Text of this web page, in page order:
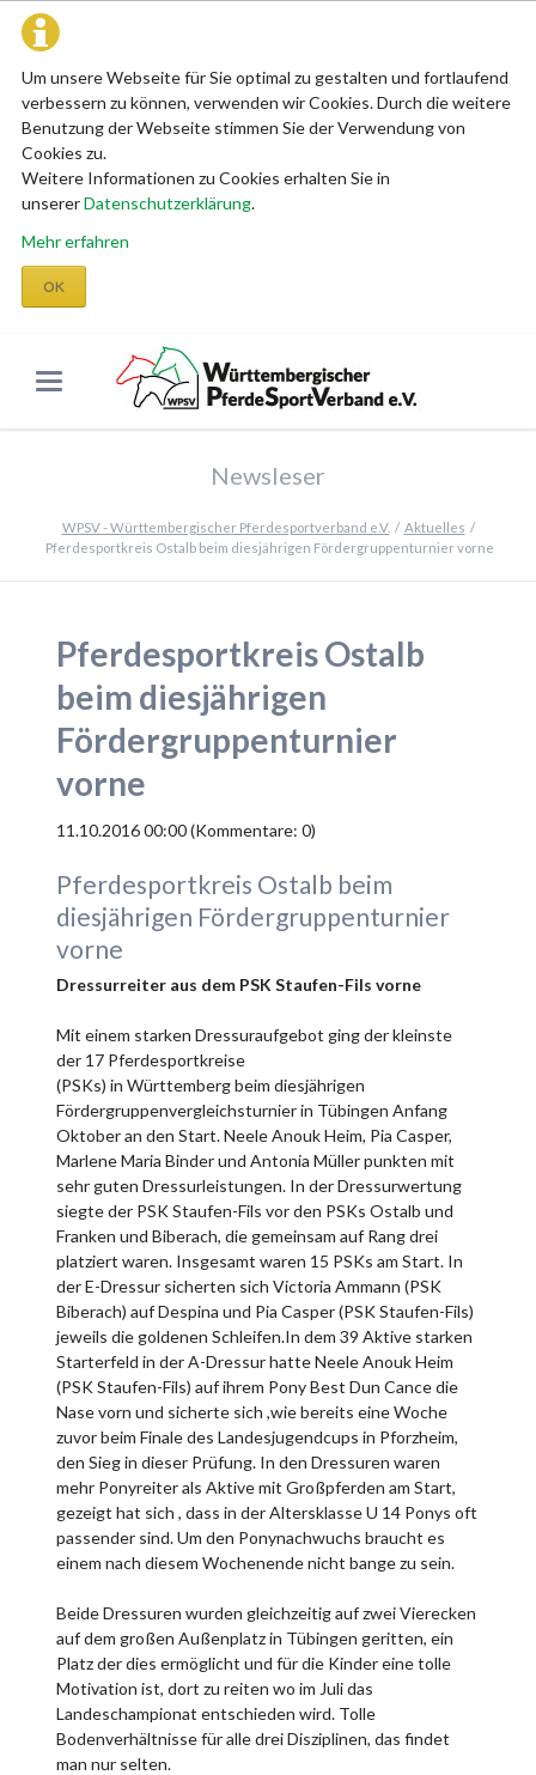
Um unsere Webseite für Sie optimal zu gestalten und fortlaufend
verbessern zu können, verwenden wir Cookies. Durch die weitere
Benutzung der Webseite stimmen Sie der Verwendung von
Cookies zu.
Weitere Informationen zu Cookies erhalten Sie in
unsererDatenschutzerklärung.
Mehr erfahren
OK
Newsleser
WPSV - Württembergischer Pferdesportverband e.V.
Aktuelles
Pferdesportkreis Ostalb beim diesjährigen Fördergruppenturnier vorne
Pferdesportkreis Ostalb
beim diesjährigen
Fördergruppenturnier
vorne
11.10.2016 00:00(Kommentare: 0)
Pferdesportkreis Ostalb beim
diesjährigen Fördergruppenturnier
vorne
Dressurreiter aus dem PSK Staufen-Fils vorne
Mit einem starken Dressuraufgebot ging der kleinste
der 17 Pferdesportkreise
(PSKs) in Württemberg beim diesjährigen
Fördergruppenvergleichsturnier in Tübingen Anfang
Oktober an den Start. Neele Anouk Heim, Pia Casper,
Marlene Maria Binder und Antonia Müller punkten mit
sehr guten Dressurleistungen. In der Dressurwertung
siegte der PSK Staufen-Fils vor den PSKs Ostalb und
Franken und Biberach, die gemeinsam auf Rang drei
platziert waren. Insgesamt waren 15 PSKs am Start. In
der E-Dressur sicherten sich Victoria Ammann (PSK
Biberach) auf Despina und Pia Casper (PSK Staufen-Fils)
jeweils die goldenen Schleifen.In dem 39 Aktive starken
Starterfeld in der A-Dressur hatte Neele Anouk Heim
(PSK Staufen-Fils) auf ihrem Pony Best Dun Cance die
Nase vorn und sicherte sich ,wie bereits eine Woche
zuvor beim Finale des Landesjugendcups in Pforzheim,
den Sieg in dieser Prüfung. In den Dressuren waren
mehr Ponyreiter als Aktive mit Großpferden am Start,
gezeigt hat sich , dass in der Altersklasse U 14 Ponys oft
passender sind. Um den Ponynachwuchs braucht es
einem nach diesem Wochenende nicht bange zu sein.
Beide Dressuren wurden gleichzeitig auf zwei Vierecken
auf dem großen Außenplatz in Tübingen geritten, ein
Platz der dies ermöglicht und für die Kinder eine tolle
Motivation ist, dort zu reiten wo im Juli das
Landeschampionat entschieden wird. Tolle
Bodenverhältnisse für alle drei Disziplinen, das findet
man nur selten.